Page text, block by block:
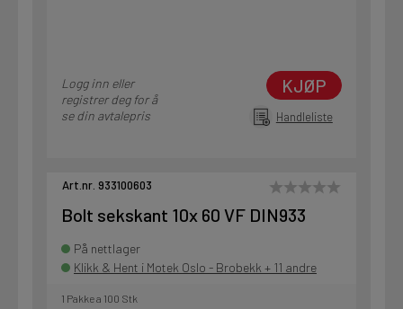
Logg inn eller
registrer deg for å
se din avtalepris
KJØP
Handleliste
Art.nr. 933100603
Bolt sekskant 10x 60 VF DIN933
På nettlager
Klikk & Hent i Motek Oslo - Brobekk + 11 andre
1 Pakke a 100 Stk